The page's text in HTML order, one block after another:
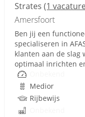
Strates (1
Amersfoort
Ben jij een
specialiseren in
klanten aan de slag
optimaal inrichten
Medior
Rijbewijs